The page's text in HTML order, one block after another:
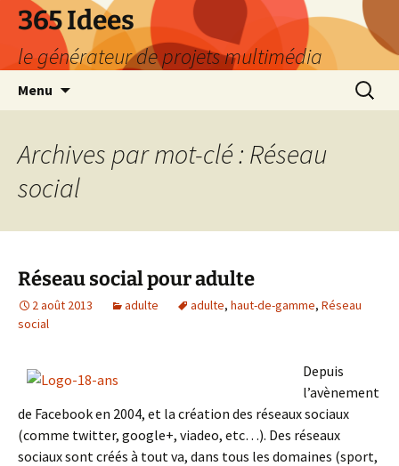
Aller
contenu
365 Idees
le générateur de projets multimédia
Menu
Archives par mot-clé : Réseau
social
Réseau social pour adulte
2 août 2013 adulte adulte, haut-de-gamme, Réseau
social
Depuis
l’avènement
de Facebook en 2004, et la création des réseaux sociaux
(comme twitter, google+, viadeo, etc…). Des réseaux
sociaux sont créés à tout va, dans tous les domaines (sport,